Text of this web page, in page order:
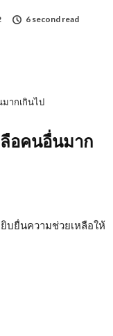
6 second read
อคนอื่นมาก
บยื่นความช่วยเหลือให้